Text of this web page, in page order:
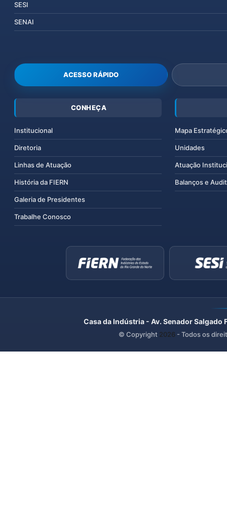
SESI
SENAI
ACESSO RÁPIDO
CONHEÇA
Institucional
Diretoria
Linhas de Atuação
História da FIERN
Galeria de Presidentes
Trabalhe Conosco
Mapa
Unidades
Atuação
Balanços e
Casa da Indústria - Av. Senador
© Copyright 2026 - Todos os